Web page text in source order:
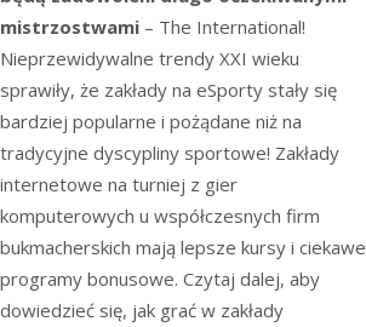
mistrzostwami – The International!
Nieprzewidywalne trendy XXI wieku
sprawiły, że zakłady na eSporty stały się
bardziej popularne i pożądane niż na
tradycyjne dyscypliny sportowe! Zakłady
internetowe na turniej z gier
komputerowych u współczesnych firm
bukmacherskich mają lepsze kursy i ciekawe
programy bonusowe. Czytaj dalej, aby
dowiedzieć się, jak grać w zakłady